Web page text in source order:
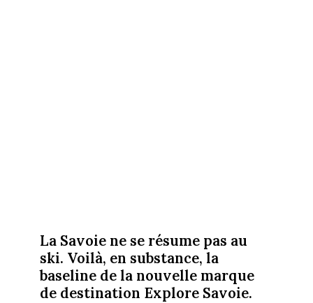
La Savoie ne se résume pas au
ski. Voilà, en substance, la
baseline de la nouvelle marque
de destination Explore Savoie.